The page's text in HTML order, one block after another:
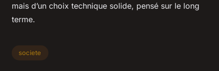
mais d’un choix technique solide, pensé sur le long
terme.
societe